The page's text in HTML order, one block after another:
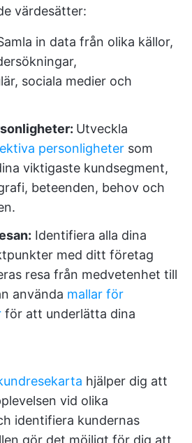
värdesätter:
in data från olika källor,
sociala medier och
Utveckla
personligheter som
viktigaste kundsegment,
beteenden, behov och
Identifiera alla dina
med ditt företag
resa från medvetenhet till
använda mallar för
för att underlätta dina
hjälper dig att
vid olika
identifiera kundernas